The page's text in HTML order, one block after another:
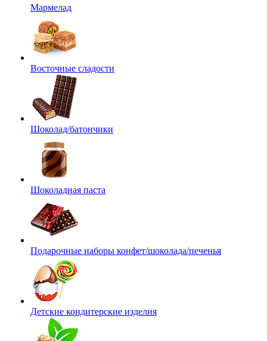
Мармелад
Восточные сладости
Шоколад/батончики
Шоколадная паста
Подарочные наборы конфет/шоколада/печенья
Детские кондитерские изделия